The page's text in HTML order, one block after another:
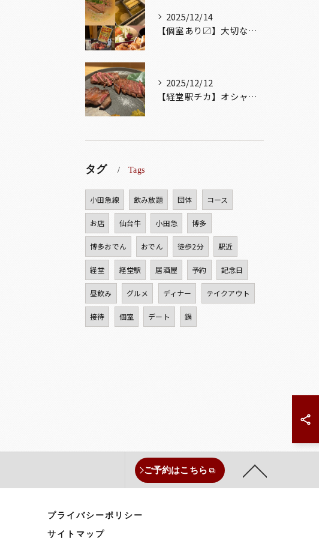
2025/12/14
【個室あり〼】大切な記念日、お祝い事でのご来店ぜひお待ちして...
2025/12/12
【経堂駅チカ】オシャレ居酒屋🏮自慢のお肉が楽しめる🐃お得なコ...
タグ Tags
小田急線 飲み放題 団体 コース
お店 仙台牛 小田急 博多
博多おでん おでん 徒歩2分 駅近
経堂 経堂駅 居酒屋 予約 記念日
昼飲み グルメ ディナー テイクアウト
接待 個室 デート 鍋
ご予約はこちら
プライバシーポリシー
サイトマップ